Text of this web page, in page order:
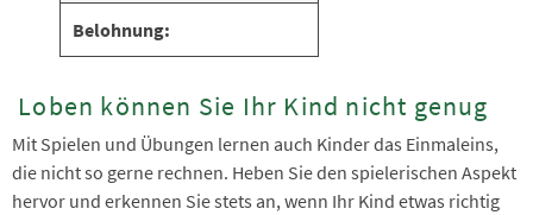
Belohnung:
Loben können Sie Ihr Kind nicht genug
Mit Spielen und Übungen lernen auch Kinder das Einmaleins,
die nicht so gerne rechnen. Heben Sie den spielerischen Aspekt
hervor und erkennen Sie stets an, wenn Ihr Kind etwas richtig